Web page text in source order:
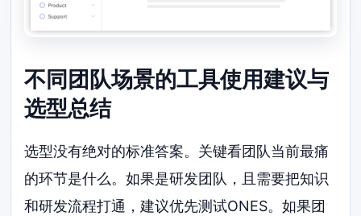
不同团队场景的工具使用建议与
选型总结
选型没有绝对的标准答案。关键看团队当前最痛
的环节是什么。如果是研发团队，且需要把知识
和研发流程打通，建议优先测试ONES。如果团